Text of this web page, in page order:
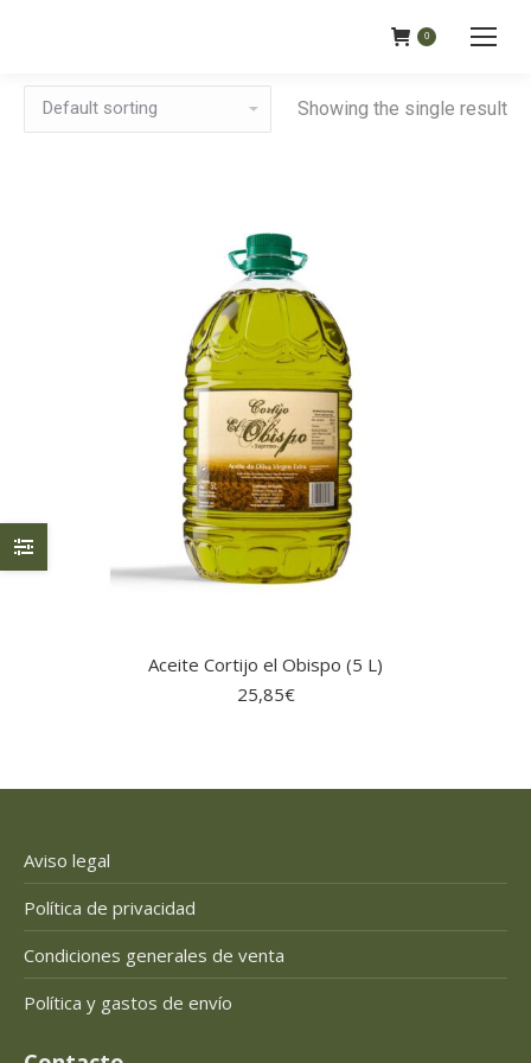
0
Showing the single result
Aceite Cortijo el Obispo (5 L)
25,85€
Aviso legal
Política de privacidad
Condiciones generales de venta
Política y gastos de envío